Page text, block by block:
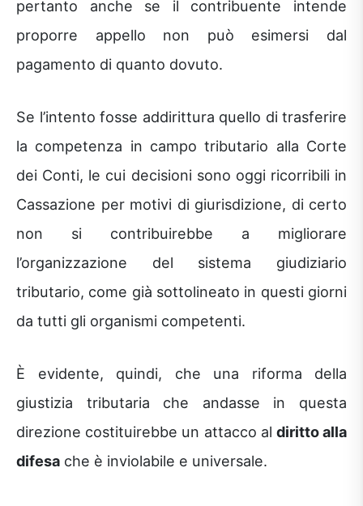
pertanto anche se il contribuente intende
proporre appello non può esimersi dal
pagamento di quanto dovuto.
Se l’intento fosse addirittura quello di trasferire
la competenza in campo tributario alla Corte
dei Conti, le cui decisioni sono oggi ricorribili in
Cassazione per motivi di giurisdizione, di certo
non si contribuirebbe a migliorare
l’organizzazione del sistema giudiziario
tributario, come già sottolineato in questi giorni
da tutti gli organismi competenti.
È evidente, quindi, che una riforma della
giustizia tributaria che andasse in questa
direzione costituirebbe un attacco al diritto alla
difesa che è inviolabile e universale.